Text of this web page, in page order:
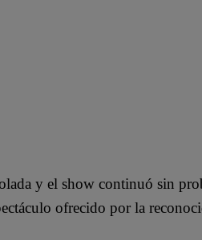
y el show continuó sin
ofrecido por la